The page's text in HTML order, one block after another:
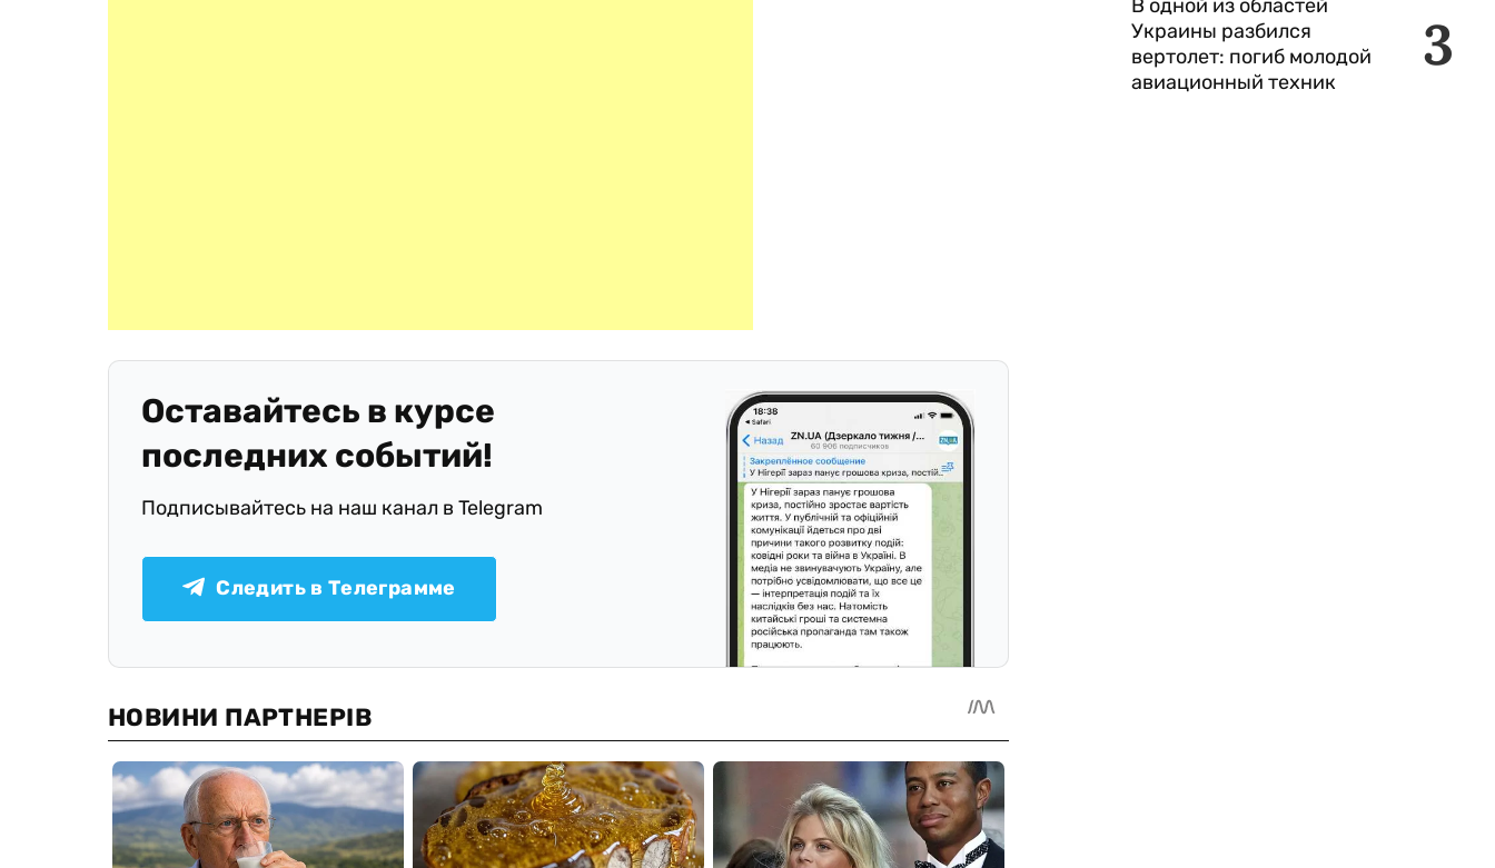
Оставайтесь в курсе
последних событий!
Подписывайтесь на наш канал в Telegram
Следить в Телеграмме
3
В одной из областей
Украины разбился
вертолет: погиб молодой
авиационный техник